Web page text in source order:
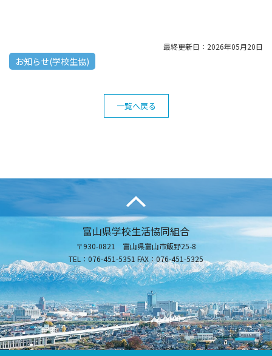
最終更新日：2026年05月20日
お知らせ(学校生協)
一覧へ戻る
富山県学校生活協同組合
〒930-0821 富山県富山市飯野25-8
TEL：076-451-5351 FAX：076-451-5325